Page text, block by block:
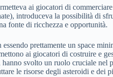
ai giocatori di
introduceva la possibilità di
fonte di ricchezza e opportunità.
prettamente un space
ai giocatori di costruire e
svolto un ruolo cruciale nel
le risorse degli asteroidi e dei